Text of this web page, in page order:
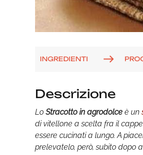
INGREDIENTI
Descrizione
Lo Stracotto in agrodolce è un
di vitellone a scelta fra il
essere cucinati a lungo. A
prelevatelo, però, subito dopo